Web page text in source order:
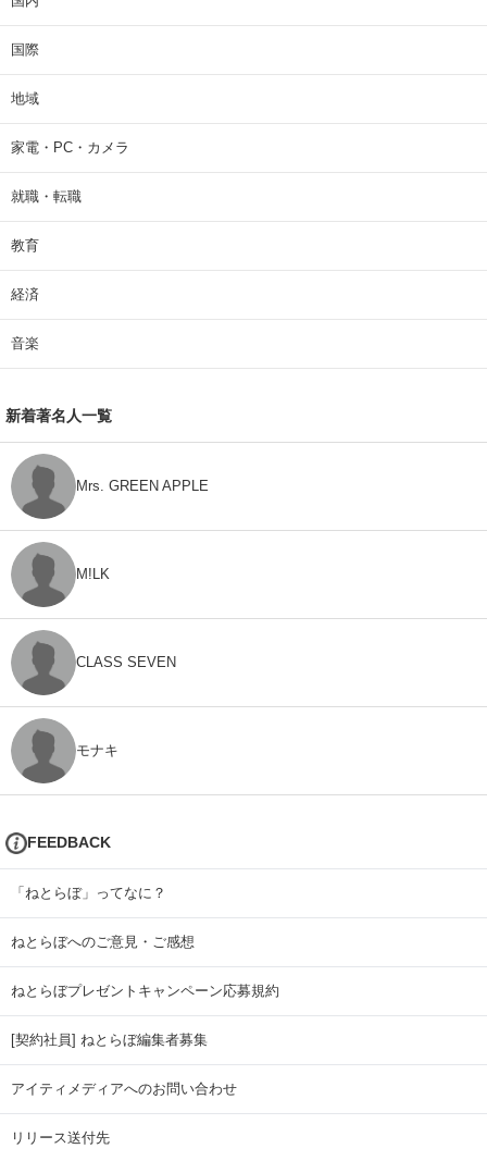
国際
地域
家電・PC・カメラ
就職・転職
教育
経済
音楽
新着著名人一覧
Mrs. GREEN APPLE
M!LK
CLASS SEVEN
モナキ
FEEDBACK
「ねとらぼ」ってなに？
ねとらぼへのご意見・ご感想
ねとらぼプレゼントキャンペーン応募規約
[契約社員] ねとらぼ編集者募集
アイティメディアへのお問い合わせ
リリース送付先